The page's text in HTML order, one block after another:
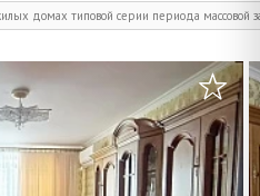
домах типовой серии периода массовой